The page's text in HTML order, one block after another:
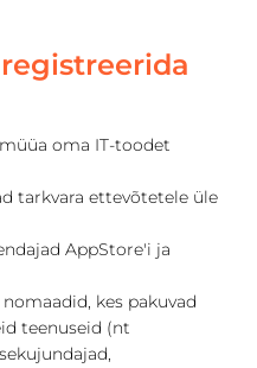
oma IT-toodet
tarkvara ettevõtetele üle
AppStore'i ja
kes pakuvad
teenuseid (nt